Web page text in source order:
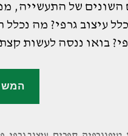
של התעשייה,
עיצוב גרפי? מה
בואו ננסה לעשות